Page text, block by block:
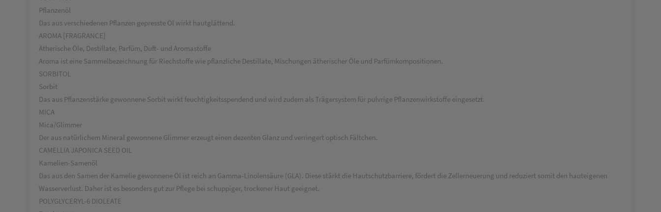
Pflanzenöl
Das aus verschiedenen Pflanzen gepresste Öl wirkt hautglättend.
AROMA [FRAGRANCE]
Ätherische Öle, Destillate, Parfüm, Duft- und Aromastoffe
Aroma ist eine Sammelbezeichnung für Riechstoffe wie pflanzliche Destillate, Mischungen ätherischer Öle und Parfümkompositionen.
SORBITOL
Sorbit
Das aus Pflanzenstärke gewonnene Sorbit wirkt feuchtigkeitsspendend und wird zudem als Trägersystem für pulvrige Pflanzenwirkstoffe eingesetzt.
MICA
Mica/Glimmer
Der aus natürlichem Mineral gewonnene Glimmer erzeugt einen dezenten Glanz und verringert optisch Fältchen.
CAMELLIA JAPONICA SEED OIL
Kamelien-Samenöl
Das aus den Samen der Kamelie gewonnene Öl ist reich an Gamma-Linolensäure (GLA). Diese stärkt die Hautschutzbarriere, fördert die Zellerneuerung und reduziert somit den hauteigenen
Wasserverlust. Daher ist es besonders gut zur Pflege bei schuppiger, trockener Haut geeignet.
POLYGLYCERYL-6 DIOLEATE